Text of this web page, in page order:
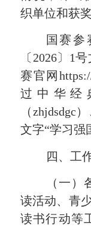
织单位和获
国赛参
〔 2026〕1
赛官网
过 中华经
（zhjdsdgc
文字“学习强
四、工
（一
读活动、青
读书行动等